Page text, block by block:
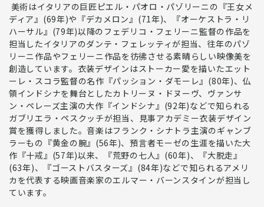
美術はイタリアの巨匠ピエル・パオロ・パゾリーニの『王女メ
ディア』(69年)や『デカメロン』(71年)、『オーケストラ・リ
ハーサル』(79年)以降のフェデリコ・フェリーニ監督の作品を
担当したイタリアのダンテ・フェレッティが担当、往年のパゾ
リーニ作品やフェリーニ作品を彷彿させる素晴らしい映像美を
創造しています。 衣装デザイン はストーカー愛を描いたエット
ーレ・スコラ監督の名作『パッション・ダモーレ』(80年)、仏
領インドシナを舞台としたカトリーヌ・ドヌーヴ、ヴァンサ
ン・ペレーズ主演の大作『インドシナ』(92年)などで知られる
ガブリエラ・ペスクッチが担当、見事アカデミー衣装デザイン
賞を獲得 しました。音楽 はフランク・シナトラ主演のギャンブ
ラーもの『黄金の腕』(56年)、預言者モーゼの生涯を描いた大
作『十戒』(57年)以来、『荒野の七人』(60年)、『大脱走』
(63年)、『ゴーストバスターズ』(84年)などで知られるアメリ
カを代表する映画音楽家のエルマー・バーンスタインが担当し
ています。